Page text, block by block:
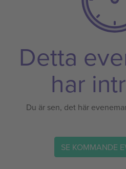
Detta
har
Du är sen, det här
SE KOMMANDE